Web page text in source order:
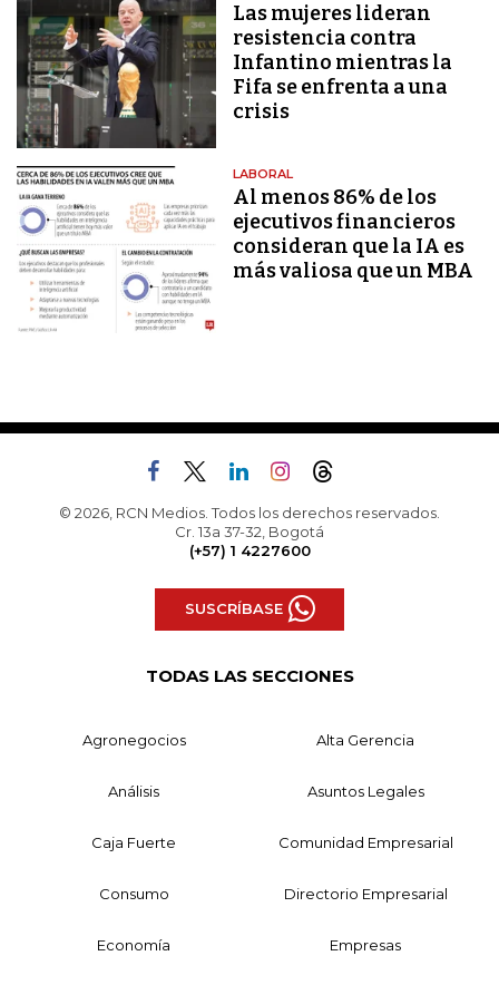
Las mujeres lideran
resistencia contra
Infantino mientras la
Fifa se enfrenta a una
crisis
LABORAL
Al menos 86% de los
ejecutivos financieros
consideran que la IA es
más valiosa que un MBA
© 2026, RCN Medios. Todos los derechos reservados.
Cr. 13a 37-32, Bogotá
(+57) 1 4227600
SUSCRÍBASE
TODAS LAS SECCIONES
Agronegocios Alta Gerencia
Análisis Asuntos Legales
Caja Fuerte Comunidad Empresarial
Consumo Directorio Empresarial
Economía Empresas